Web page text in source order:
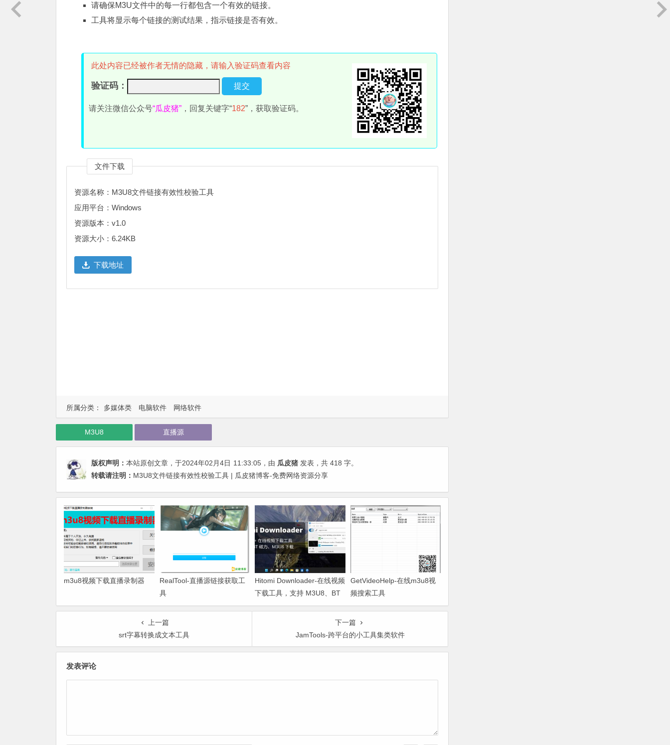
请确保M3U文件中的每一行都包含一个有效的链接。
工具将显示每个链接的测试结果，指示链接是否有效。
此处内容已经被作者无情的隐藏，请输入验证码查看内容
验证码：
请关注微信公众号“瓜皮猪” ，回复关键字“182”，获取验证码。
文件下载
资源名称：M3U8文件链接有效性校验工具
应用平台：Windows
资源版本：v1.0
资源大小：6.24KB
下载地址
所属分类： 多媒体类 电脑软件 网络软件
M3U8 直播源
版权声明： 本站原创文章，于2024年02月4日 11:33:05 ，由 瓜皮猪 发表，共 418 字。
转载请注明： M3U8文件链接有效性校验工具 | 瓜皮猪博客-免费网络资源分享
m3u8视频下载直播录制器
RealTool-直播源链接获取工
具
Hitomi Downloader-在线视频
下载工具，支持 M3U8、BT
种子和磁力链接
GetVideoHelp-在线m3u8视
频搜索工具
上一篇
srt字幕转换成文本工具
下一篇
JamTools-跨平台的小工具集类软件
发表评论